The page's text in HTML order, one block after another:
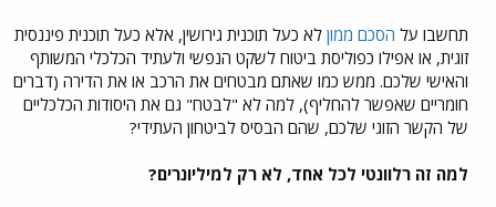
תחשבו על הסכם ממון לא כעל תוכנית גירושין, אלא כעל תוכנית פיננסית
זוגית, או אפילו כפוליסת ביטוח לשקט הנפשי ולעתיד הכלכלי המשותף
והאישי שלכם. ממש כמו שאתם מבטחים את הרכב או את הדירה (דברים
חומריים שאפשר להחליף), למה לא "לבטח" גם את היסודות הכלכליים
של הקשר הזוגי שלכם, שהם הבסיס לביטחון העתידי?
למה זה רלוונטי לכל אחד, לא רק למיליונרים?